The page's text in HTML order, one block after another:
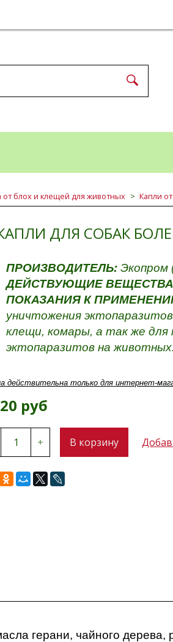
от блох и клещей для животных Капли
ДЛЯ СОБАК
ПРОИЗВОДИТЕЛЬ: Экопром
ДЕЙСТВУЮЩИЕ
ПОКАЗАНИЯ К
уничтожения
клещи, комары, а так же для
эктопаразитов на животных.
действительна только для интернет-
руб
В корзину
герани, чайного дерева,